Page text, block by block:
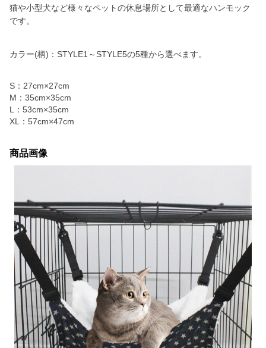
猫や小型犬など様々なペットの休息場所として最適なハンモック
です。
カラー(柄)：STYLE1～STYLE5の5種から選べます。
S：27cm×27cm
M：35cm×35cm
L：53cm×35cm
XL：57cm×47cm
商品画像